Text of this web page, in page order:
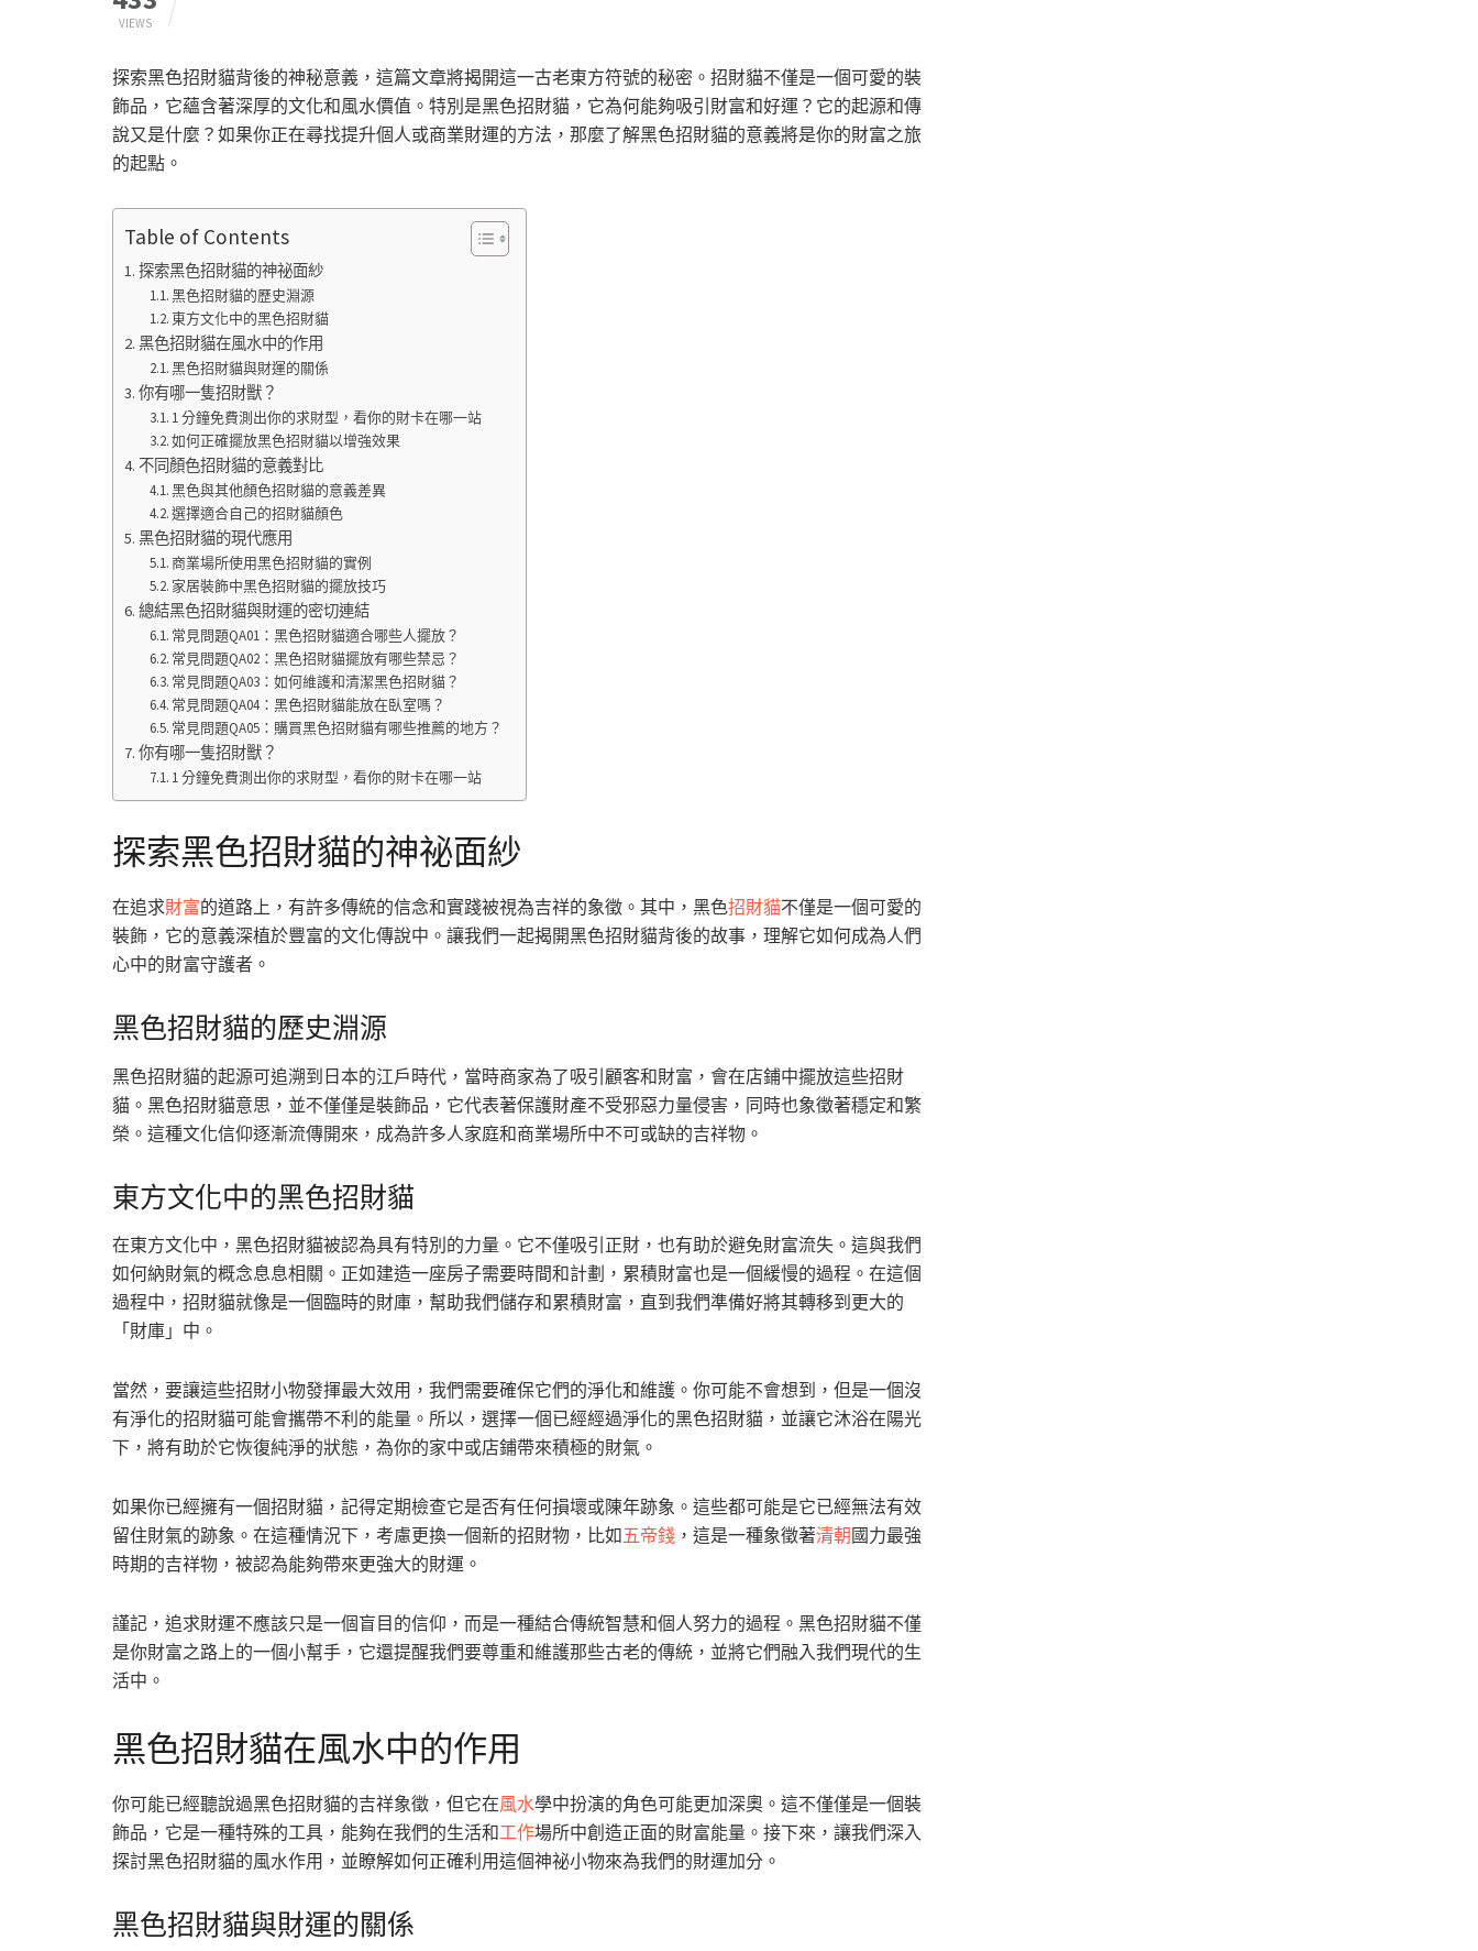
VIEWS
探索黑色招財貓背後的神秘意義，這篇文章將揭開這一古老東方符號的秘密。招財貓不僅是一個可愛的裝
飾品，它蘊含著深厚的文化和風水價值。特別是黑色招財貓，它為何能夠吸引財富和好運？它的起源和傳
說又是什麼？如果你正在尋找提升個人或商業財運的方法，那麼了解黑色招財貓的意義將是你的財富之旅
的起點。
Table of Contents
探索黑色招財貓的神祕面紗
黑色招財貓的歷史淵源
東方文化中的黑色招財貓
黑色招財貓在風水中的作用
黑色招財貓與財運的關係
你有哪一隻招財獸？
1 分鐘免費測出你的求財型，看你的財卡在哪一站
如何正確擺放黑色招財貓以增強效果
不同顏色招財貓的意義對比
黑色與其他顏色招財貓的意義差異
選擇適合自己的招財貓顏色
黑色招財貓的現代應用
商業場所使用黑色招財貓的實例
家居裝飾中黑色招財貓的擺放技巧
總結黑色招財貓與財運的密切連結
常見問題QA01：黑色招財貓適合哪些人擺放？
常見問題QA02：黑色招財貓擺放有哪些禁忌？
常見問題QA03：如何維護和清潔黑色招財貓？
常見問題QA04：黑色招財貓能放在臥室嗎？
常見問題QA05：購買黑色招財貓有哪些推薦的地方？
你有哪一隻招財獸？
1 分鐘免費測出你的求財型，看你的財卡在哪一站
探索黑色招財貓的神祕面紗
在追求財富的道路上，有許多傳統的信念和實踐被視為吉祥的象徵。其中，黑色招財貓不僅是一個可愛的
裝飾，它的意義深植於豐富的文化傳說中。讓我們一起揭開黑色招財貓背後的故事，理解它如何成為人們
心中的財富守護者。
黑色招財貓的歷史淵源
黑色招財貓的起源可追溯到日本的江戶時代，當時商家為了吸引顧客和財富，會在店鋪中擺放這些招財
貓。黑色招財貓意思，並不僅僅是裝飾品，它代表著保護財產不受邪惡力量侵害，同時也象徵著穩定和繁
榮。這種文化信仰逐漸流傳開來，成為許多人家庭和商業場所中不可或缺的吉祥物。
東方文化中的黑色招財貓
在東方文化中，黑色招財貓被認為具有特別的力量。它不僅吸引正財，也有助於避免財富流失。這與我們
如何納財氣的概念息息相關。正如建造一座房子需要時間和計劃，累積財富也是一個緩慢的過程。在這個
過程中，招財貓就像是一個臨時的財庫，幫助我們儲存和累積財富，直到我們準備好將其轉移到更大的
「財庫」中。
當然，要讓這些招財小物發揮最大效用，我們需要確保它們的淨化和維護。你可能不會想到，但是一個沒
有淨化的招財貓可能會攜帶不利的能量。所以，選擇一個已經經過淨化的黑色招財貓，並讓它沐浴在陽光
下，將有助於它恢復純淨的狀態，為你的家中或店鋪帶來積極的財氣。
如果你已經擁有一個招財貓，記得定期檢查它是否有任何損壞或陳年跡象。這些都可能是它已經無法有效
留住財氣的跡象。在這種情況下，考慮更換一個新的招財物，比如五帝錢 ，這是一種象徵著清朝 國力最強
時期的吉祥物，被認為能夠帶來更強大的財運。
謹記，追求財運不應該只是一個盲目的信仰，而是一種結合傳統智慧和個人努力的過程。黑色招財貓不僅
是你財富之路上的一個小幫手，它還提醒我們要尊重和維護那些古老的傳統，並將它們融入我們現代的生
活中。
黑色招財貓在風水中的作用
你可能已經聽說過黑色招財貓的吉祥象徵，但它在風水學中扮演的角色可能更加深奧。這不僅僅是一個裝
飾品，它是一種特殊的工具，能夠在我們的生活和工作場所中創造正面的財富能量。接下來，讓我們深入
探討黑色招財貓的風水作用，並瞭解如何正確利用這個神祕小物來為我們的財運加分。
黑色招財貓與財運的關係